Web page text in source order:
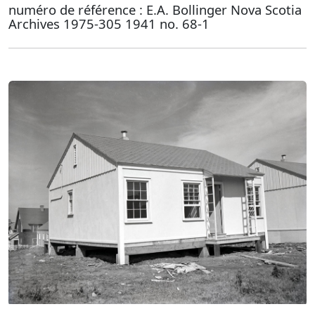
numéro de référence : E.A. Bollinger Nova Scotia
Archives 1975-305 1941 no. 68-1